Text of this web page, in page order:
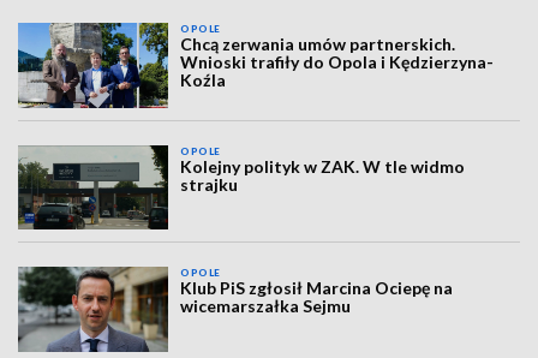
OPOLE
Chcą zerwania umów partnerskich.
Wnioski trafiły do Opola i Kędzierzyna-
Koźla
OPOLE
Kolejny polityk w ZAK. W tle widmo
strajku
OPOLE
Klub PiS zgłosił Marcina Ociepę na
wicemarszałka Sejmu